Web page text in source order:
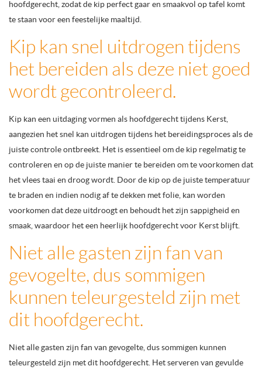
hoofdgerecht, zodat de kip perfect gaar en smaakvol op tafel komt
te staan voor een feestelijke maaltijd.
Kip kan snel uitdrogen tijdens
het bereiden als deze niet goed
wordt gecontroleerd.
Kip kan een uitdaging vormen als hoofdgerecht tijdens Kerst,
aangezien het snel kan uitdrogen tijdens het bereidingsproces als de
juiste controle ontbreekt. Het is essentieel om de kip regelmatig te
controleren en op de juiste manier te bereiden om te voorkomen dat
het vlees taai en droog wordt. Door de kip op de juiste temperatuur
te braden en indien nodig af te dekken met folie, kan worden
voorkomen dat deze uitdroogt en behoudt het zijn sappigheid en
smaak, waardoor het een heerlijk hoofdgerecht voor Kerst blijft.
Niet alle gasten zijn fan van
gevogelte, dus sommigen
kunnen teleurgesteld zijn met
dit hoofdgerecht.
Niet alle gasten zijn fan van gevogelte, dus sommigen kunnen
teleurgesteld zijn met dit hoofdgerecht. Het serveren van gevulde